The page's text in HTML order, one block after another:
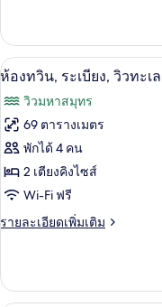
(No
single
traveler
allowed)
เกี่ยว
กับ
ห้อง
ระเบียง,
วิว
ทะเล
(No
single
traveler
allowed)
เปิด
ภาพถ่าย
ทั้งหมด
ของ
ห้อง
ทวิน,
ระเบียง,
ทะเล
(No
4
ห้องทวิน, ระเบียง, วิวทะ
วิวมหาสมุทร
69 ตารางเมตร
พักได้ 4 คน
2 เตียงคิงไซส์
Wi-Fi ฟรี
รายละเอียดเพิ่มเติม
ราย
เกี่ยว
กับ